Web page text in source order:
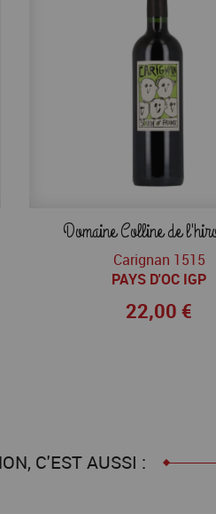
Domaine Colline de
Carignan 1515
PAYS D'OC IGP
22,00 €
C'EST AUSSI :